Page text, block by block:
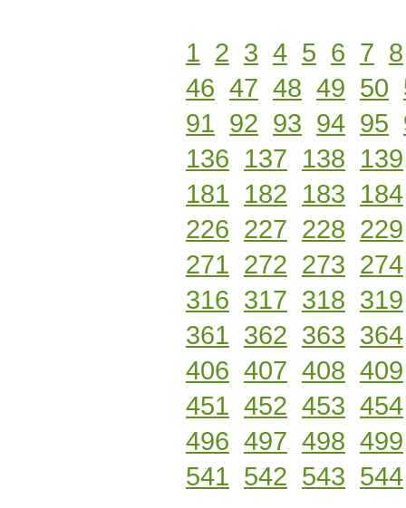
1 2 3 4 5 6 7 8
46 47 48 49 50
91 92 93 94 95
136 137 138 139
181 182 183 184
226 227 228 229
271 272 273 274
316 317 318 319
361 362 363 364
406 407 408 409
451 452 453 454
496 497 498 499
541 542 543 544